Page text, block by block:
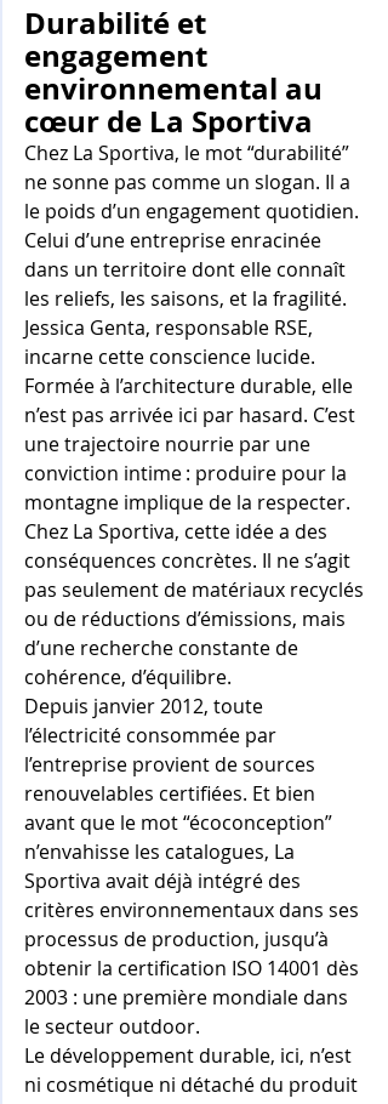
Durabilité et
engagement
environnemental au
cœur de La Sportiva
Chez La Sportiva, le mot “durabilité”
ne sonne pas comme un slogan. Il a
le poids d’un engagement quotidien.
Celui d’une entreprise enracinée
dans un territoire dont elle connaît
les reliefs, les saisons, et la fragilité.
Jessica Genta, responsable RSE,
incarne cette conscience lucide.
Formée à l’architecture durable, elle
n’est pas arrivée ici par hasard. C’est
une trajectoire nourrie par une
conviction intime : produire pour la
montagne implique de la respecter.
Chez La Sportiva, cette idée a des
conséquences concrètes. Il ne s’agit
pas seulement de matériaux recyclés
ou de réductions d’émissions, mais
d’une recherche constante de
cohérence, d’équilibre.
Depuis janvier 2012, toute
l’électricité consommée par
l’entreprise provient de sources
renouvelables certifiées. Et bien
avant que le mot “écoconception”
n’envahisse les catalogues, La
Sportiva avait déjà intégré des
critères environnementaux dans ses
processus de production, jusqu’à
obtenir la certification ISO 14001 dès
2003 : une première mondiale dans
le secteur outdoor.
Le développement durable, ici, n’est
ni cosmétique ni détaché du produit